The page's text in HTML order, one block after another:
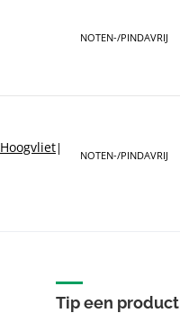
NOTEN-/PINDAVRIJ
Hoogvliet| NOTEN-/PINDAVRIJ
Tip een product